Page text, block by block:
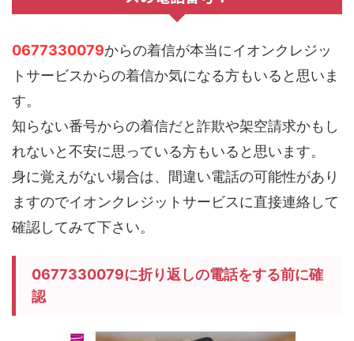
0677330079からの着信が本当にイオンクレジッ
トサービスからの着信か気になる方もいると思いま
す。
知らない番号からの着信だと詐欺や架空請求かもし
れないと不安に思っている方もいると思います。
身に覚えがない場合は、間違い電話の可能性があり
ますのでイオンクレジットサービスに直接連絡して
確認してみて下さい。
0677330079に折り返しの電話をする前に確
認